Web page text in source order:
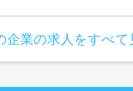
企業の求人をすべて